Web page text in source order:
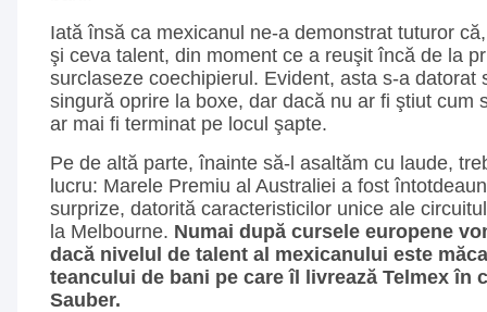
Iată însă ca mexicanul ne-a demonstrat tuturor
şi ceva talent, din moment ce a reuşit încă de la
surclaseze coechipierul. Evident, asta s-a datorat
singură oprire la boxe, dar dacă nu ar fi ştiut cum
ar mai fi terminat pe locul şapte.
Pe de altă parte, înainte să-l asaltăm cu laude,
lucru: Marele Premiu al Australiei a fost
surprize, datorită caracteristicilor unice ale
la Melbourne. Numai după cursele europene
dacă nivelul de talent al mexicanului este
teancului de bani pe care îl livrează Telmex în
Sauber.